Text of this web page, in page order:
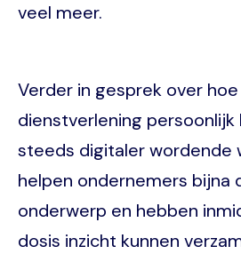
veel meer.
Verder in gesprek over
dienstverlening persoonlijk
steeds digitaler wordende
helpen ondernemers bijna
onderwerp en hebben
dosis inzicht kunnen